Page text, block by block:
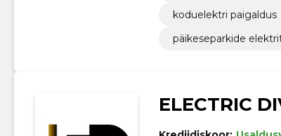
koduelektri paigaldus
päikeseparkide
ELECTRIC